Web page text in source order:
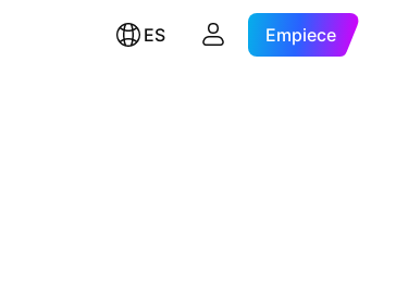
ES Empiece